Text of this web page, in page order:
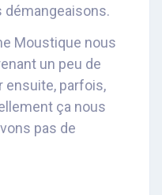
démangeaisons.
Moustique nous
un peu de
ensuite, parfois,
ça nous
pas de